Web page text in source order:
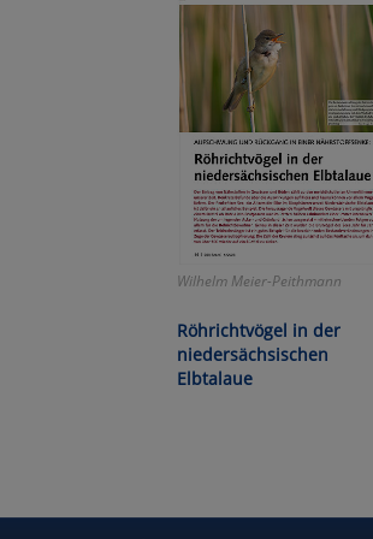
Wilhelm Meier-Peithmann
Röhrichtvögel in der
niedersächsischen
Elbtalaue